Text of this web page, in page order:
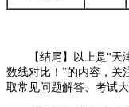
【结尾】以上是“天津
数线对比！”的内容，关
取常见问题解答、考试大